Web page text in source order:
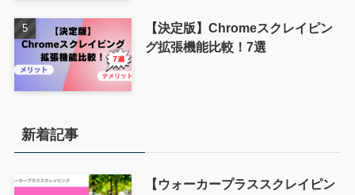
【決定版】Chromeスクレイピン
グ拡張機能比較！7選
新着記事
【ウォーカープラススクレイピン